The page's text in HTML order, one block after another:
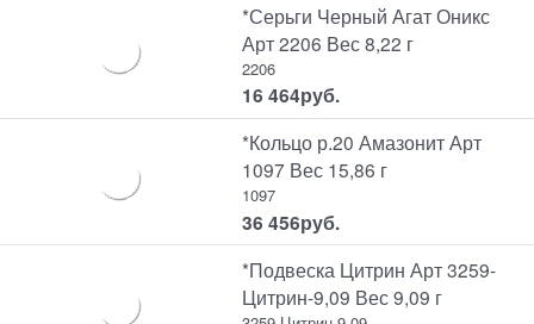
*Серьги Черный Агат Оникс
Арт 2206 Вес 8,22 г
2206
16 464руб.
*Кольцо р.20 Амазонит Арт
1097 Вес 15,86 г
1097
36 456руб.
*Подвеска Цитрин Арт 3259-
Цитрин-9,09 Вес 9,09 г